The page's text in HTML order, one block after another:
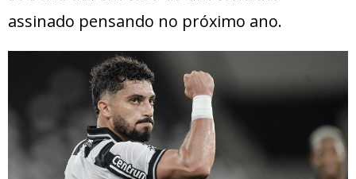
assinado pensando no próximo ano.